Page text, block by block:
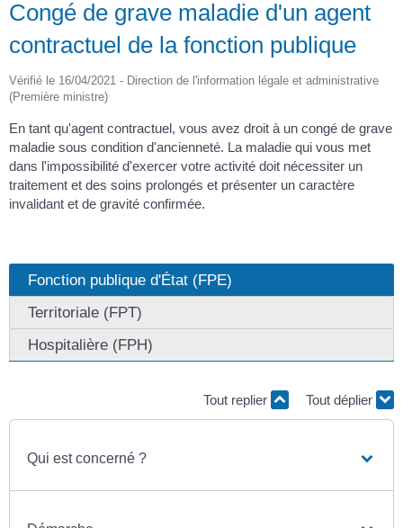
Congé de grave maladie d'un agent
contractuel de la fonction publique
Vérifié le 16/04/2021 - Direction de l'information légale et administrative
(Première ministre)
En tant qu'agent contractuel, vous avez droit à un congé de grave
maladie sous condition d'ancienneté. La maladie qui vous met
dans l'impossibilité d'exercer votre activité doit nécessiter un
traitement et des soins prolongés et présenter un caractère
invalidant et de gravité confirmée.
Fonction publique d'État (FPE)
Territoriale (FPT)
Hospitalière (FPH)
Tout replier Tout déplier
Qui est concerné ?